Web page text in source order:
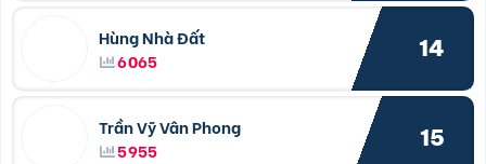
Hùng Nhà Đất
6065
14
Trần Vỹ Vân Phong
5955
15